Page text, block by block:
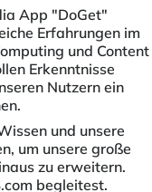
App "DoGet"
Erfahrungen im
und Content
Erkenntnisse
Nutzern ein
und unsere
um unsere große
zu erweitern.
begleitest.